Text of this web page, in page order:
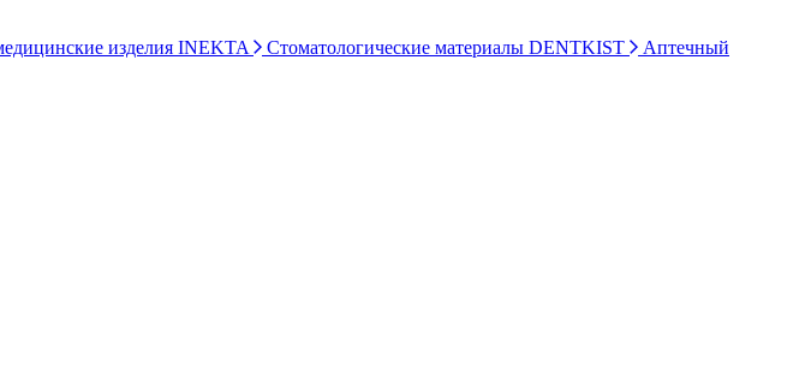
изделия INEKTA Стоматологические материалы DENTKIST
Аптечный